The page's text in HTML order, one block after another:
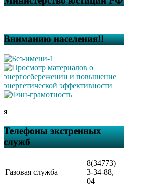
Вниманию населения!!
я
Телефоны экстренных
служб
Газовая служба
8(34773)
3-34-88,
04